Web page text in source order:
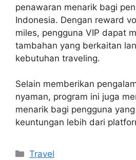
penawaran menarik bagi
Indonesia. Dengan reward
miles, pengguna VIP dapat
tambahan yang berkaitan
kebutuhan traveling.
Selain memberikan
nyaman, program ini juga
menarik bagi pengguna
keuntungan lebih dari
Categories
Travel